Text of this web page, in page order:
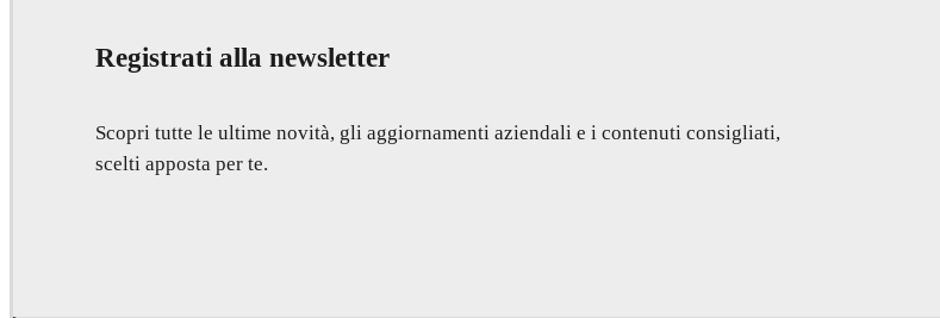
Registrati alla newsletter
Scopri tutte le ultime novità, gli aggiornamenti aziendali e i contenuti consigliati,
scelti apposta per te.